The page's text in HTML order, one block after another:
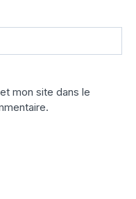
mon site dans le